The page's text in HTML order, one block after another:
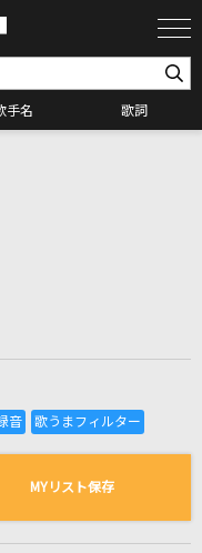
手名 歌詞
ト
る曲の一覧
MYリスト保存